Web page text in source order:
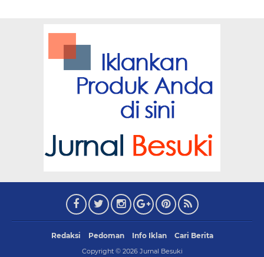
Redaksi Pedoman Info Iklan Cari Berita
Copyright © 2026 Jurnal Besuki